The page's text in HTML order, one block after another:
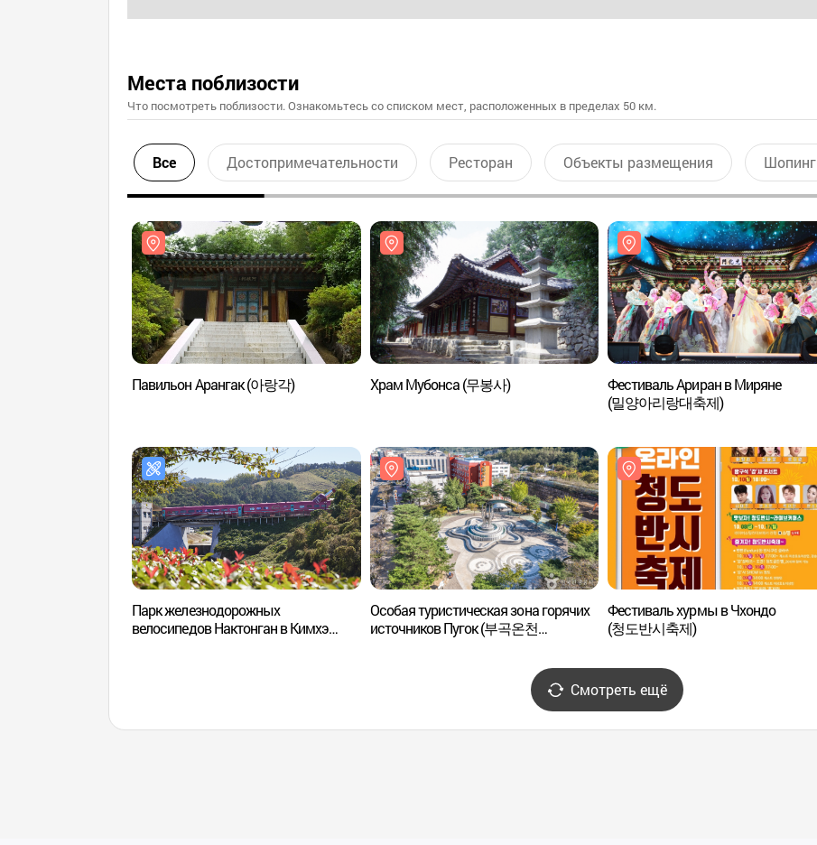
Места поблизости
Что посмотреть поблизости. Ознакомьтесь со списком мест, расположенных в пределах 50 км.
Все Достопримечательности Ресторан Объекты размещения Шопинг
Павильон Арангак (아랑각) Храм Мубонса (무봉사)
Фестиваль Ариран в Миряне
(밀양아리랑대축제)
Парк железнодорожных
велосипедов Нактонган в Кимхэ
Особая туристическая зона горячих
источников Пугок (부곡온천
Фестиваль хурмы в Чхондо
(청도반시축제)
Смотреть ещё